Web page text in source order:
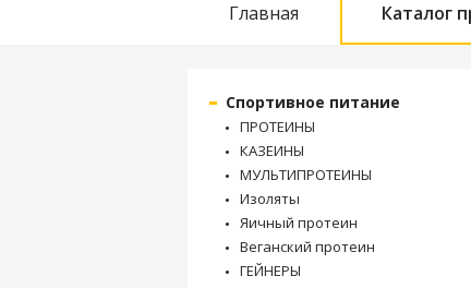
Главная Каталог
Спортивное питание
ПРОТЕИНЫ
КАЗЕИНЫ
МУЛЬТИПРОТЕИНЫ
Изоляты
Яичный протеин
Веганский протеин
ГЕЙНЕРЫ